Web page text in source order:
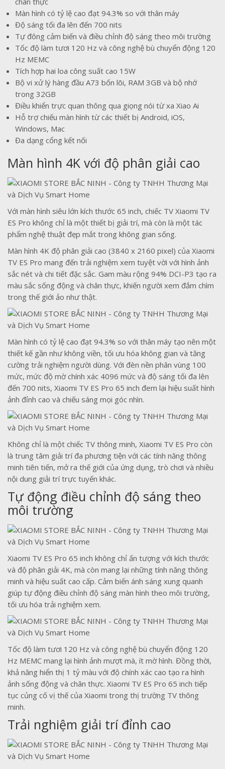
Màn hình có tỷ lệ cao đạt 94.3% so với thân máy
Độ sáng tối đa lên đến 700 nits
Tự đông cảm biến và điều chỉnh độ sáng theo môi trường
Tốc độ làm tươi 120 Hz và công nghệ bù chuyển động 120
Hz MEMC
Tích hợp hai loa công suất cao 15W
Bộ vi xử lý hàng đầu A73 bốn lõi, RAM 3GB và bộ nhớ
trong 32GB
Điều khiển trực quan thông qua giọng nói từ xa Xiao Ai
Hỗ trợ chiếu màn hình từ các thiết bị Android, iOS,
Windows, Mac
Đa dạng cổng kết nối
Màn hình 4K với độ phân giải cao
Với màn hình siêu lớn kích thước 65 inch, chiếc TV Xiaomi TV
ES Pro không chỉ là một thiết bị giải trí, mà còn là một tác
phẩm nghệ thuật đẹp mắt trong không gian sống.
Màn hình 4K độ phân giải cao (3840 x 2160 pixel) của Xiaomi
TV ES Pro mang đến trải nghiệm xem tuyệt vời với hình ảnh
sắc nét và chi tiết đặc sắc. Gam màu rộng 94% DCI-P3 tạo ra
màu sắc sống động và chân thực, khiến người xem đắm chìm
trong thế giới ảo như thật.
Màn hình có tỷ lệ cao đạt 94.3% so với thân máy tạo nên một
thiết kế gần như không viền, tối ưu hóa không gian và tăng
cường trải nghiệm người dùng. Với đèn nền phân vùng 100
mức, mức độ mờ chính xác 4096 mức và độ sáng tối đa lên
đến 700 nits, Xiaomi TV ES Pro 65 inch đem lại hiệu suất hình
ảnh đỉnh cao và chiếu sáng mọi góc nhìn.
Không chỉ là một chiếc TV thông minh, Xiaomi TV ES Pro còn
là trung tâm giải trí đa phương tiện với các tính năng thông
minh tiên tiến, mở ra thế giới của ứng dụng, trò chơi và nhiều
nội dung giải trí trực tuyến khác.
Tự động điều chỉnh độ sáng theo
môi trường
Xiaomi TV ES Pro 65 inch không chỉ ấn tượng với kích thước
và độ phân giải 4K, mà còn mang lại những tính năng thông
minh và hiệu suất cao cấp. Cảm biến ánh sáng xung quanh
giúp tự động điều chỉnh độ sáng màn hình theo môi trường,
tối ưu hóa trải nghiệm xem.
Tốc độ làm tươi 120 Hz và công nghệ bù chuyển động 120
Hz MEMC mang lại hình ảnh mượt mà, ít mờ hình. Đồng thời,
khả năng hiển thị 1 tỷ màu với độ chính xác cao tạo ra hình
ảnh sống động và chân thực. Xiaomi TV ES Pro 65 inch tiếp
tục củng cố vị thế của Xiaomi trong thị trường TV thông
minh.
Trải nghiệm giải trí đỉnh cao